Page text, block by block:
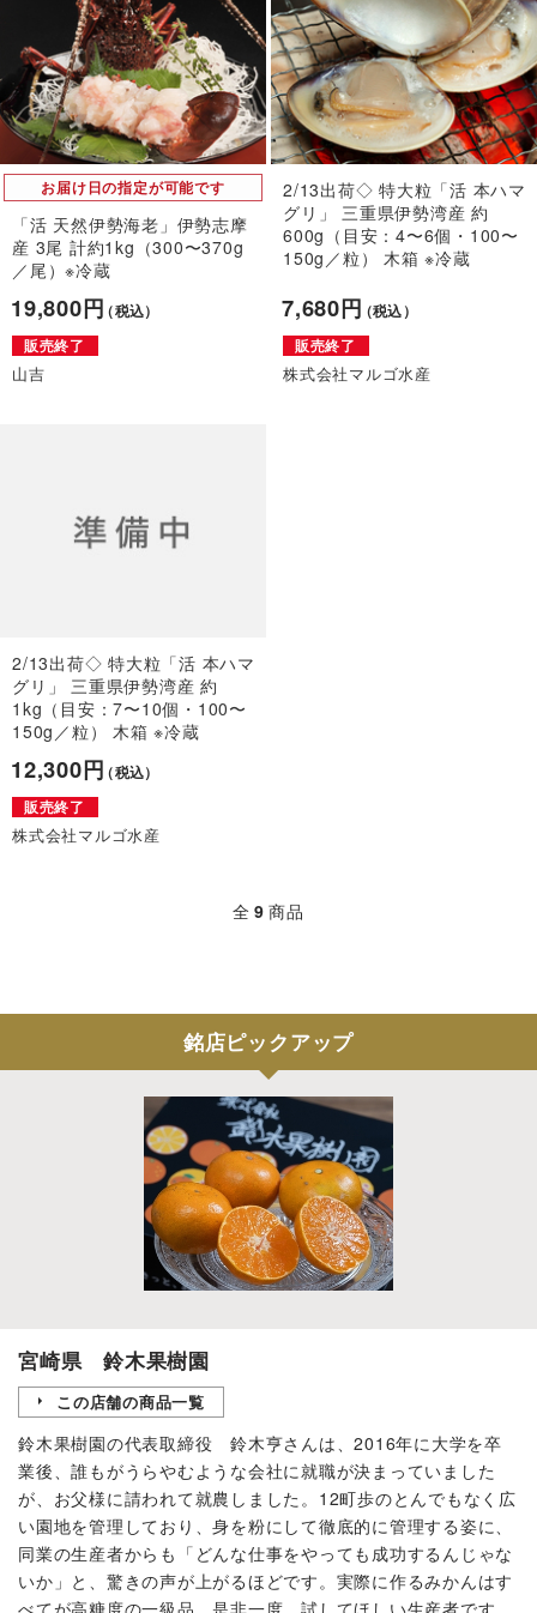
お届け日の指定が可能です
「活 天然伊勢海老」伊勢志摩
産 3尾 計約1kg（300〜370g
／尾）※冷蔵
19,800円（税込）
販売終了
山吉
2/13出荷◇ 特大粒「活 本ハマ
グリ」 三重県伊勢湾産 約
600g（目安：4〜6個・100〜
150g／粒） 木箱 ※冷蔵
7,680円（税込）
販売終了
株式会社マルゴ水産
2/13出荷◇ 特大粒「活 本ハマ
グリ」 三重県伊勢湾産 約
1kg（目安：7〜10個・100〜
150g／粒） 木箱 ※冷蔵
12,300円（税込）
販売終了
株式会社マルゴ水産
全 9 商品
銘店ピックアップ
宮崎県 鈴木果樹園
この店舗の商品一覧
鈴木果樹園の代表取締役 鈴木亨さんは、2016年に大学を卒
業後、誰もがうらやむような会社に就職が決まっていました
が、お父様に請われて就農しました。12町歩のとんでもなく広
い園地を管理しており、身を粉にして徹底的に管理する姿に、
同業の生産者からも「どんな仕事をやっても成功するんじゃな
いか」と、驚きの声が上がるほどです。実際に作るみかんはす
べてが高糖度の一級品。是非一度、試してほしい生産者です